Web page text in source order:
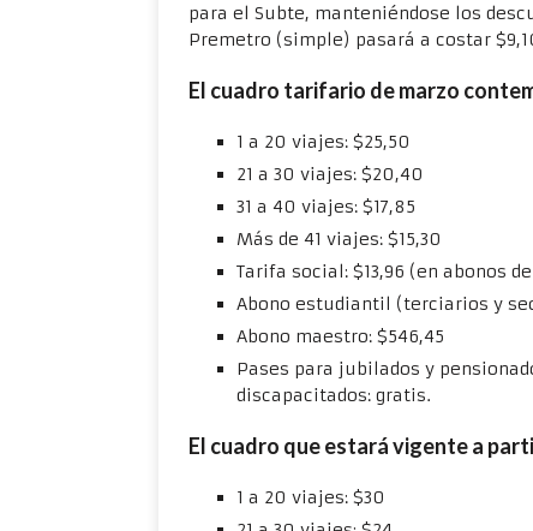
para el Subte, manteniéndose los
Premetro (simple) pasará a costar
El cuadro tarifario de marzo
1 a 20 viajes: $25,50
21 a 30 viajes: $20,40
31 a 40 viajes: $17,85
Más de 41 viajes: $15,30
Tarifa social: $13,96 (en abonos
Abono estudiantil (terciarios y
Abono maestro: $546,45
Pases para jubilados y
discapacitados: gratis.
El cuadro que estará vigente a
1 a 20 viajes: $30